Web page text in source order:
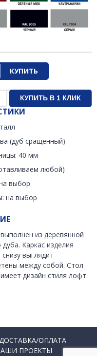
КУПИТЬ
(дуб сращенный)
40 мм
любой)
выбор
на выбор
из деревянной
Каркас изделия
выглядит
между собой. Стол
дизайн стиля лофт.
ОПЛАТА
ПРОЕКТЫ